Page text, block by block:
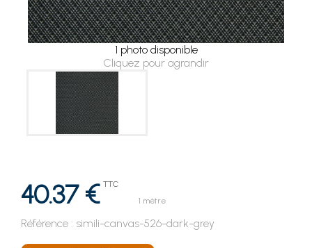
1 photo disponible
Cliquez pour agrandir
40.37 € TTC
1 mètre
Référence : simili-canvas-526-dark-grey